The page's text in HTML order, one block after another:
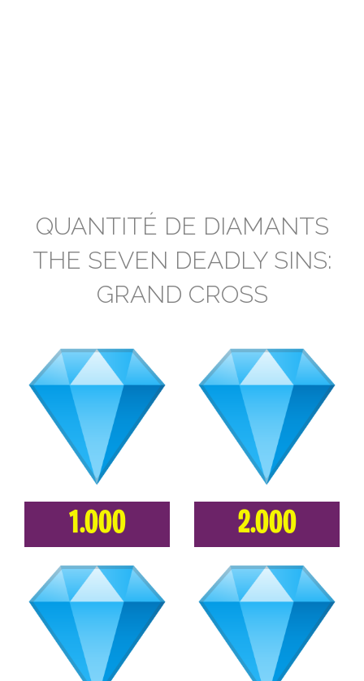
QUANTITÉ DE DIAMANTS
THE SEVEN DEADLY SINS:
GRAND CROSS
1.000 2.000